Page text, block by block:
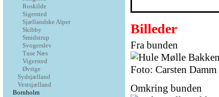
Roskilde
Sigersted
Sjællandske Alper
Skibby
Smidstrup
Svogerslev
Tuse Næs
Vigersted
Øvrige
Sydsjælland
Vestsjælland
Bornholm
Billeder
Fra bunden
Foto: Carsten Damm
Omkring bunden